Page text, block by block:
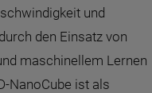
und
den Einsatz von
maschinellem Lernen
NanoCube ist als